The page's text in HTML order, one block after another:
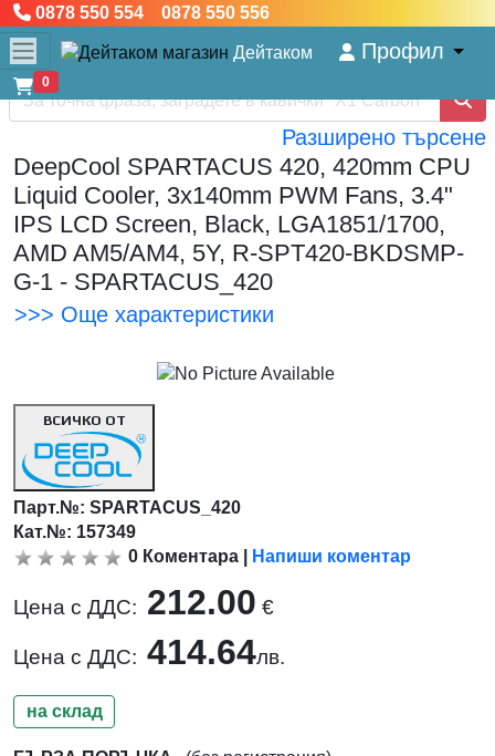
0878 550 554 0878 550 556
Дейтаком Профил
0
Разширено търсене
DeepCool SPARTACUS 420, 420mm CPU
Liquid Cooler, 3x140mm PWM Fans, 3.4"
IPS LCD Screen, Black, LGA1851/1700,
AMD AM5/AM4, 5Y, R-SPT420-BKDSMP-
G-1 - SPARTACUS_420
>>> Още характеристики
ВСИЧКО ОТ
Парт.№:SPARTACUS_420
Кат.№: 157349
0 Коментара Напиши коментар
Цена с ДДС: 212.00 €
Цена с ДДС: 414.64лв.
на склад